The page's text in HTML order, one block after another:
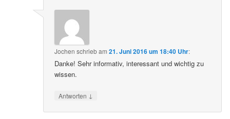
Jochen schriebam21. Juni 2016 um 18:40 Uhr:
Danke! Sehr informativ, interessant und wichtig zu
wissen.
Antworten ↓